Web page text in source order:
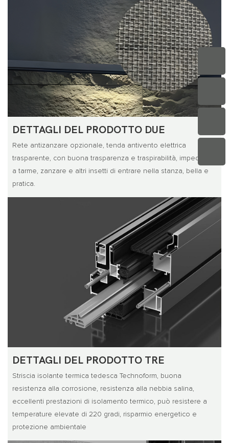
DETTAGLI DEL PRODOTTO DUE
Rete antizanzare opzionale, tenda antivento elettrica
trasparente, con buona trasparenza e traspirabilità, impedendo
a tarme, zanzare e altri insetti di entrare nella stanza, bella e
pratica.
DETTAGLI DEL PRODOTTO TRE
Striscia isolante termica tedesca Technoform, buona
resistenza alla corrosione, resistenza alla nebbia salina,
eccellenti prestazioni di isolamento termico, può resistere a
temperature elevate di 220 gradi, risparmio energetico e
protezione ambientale